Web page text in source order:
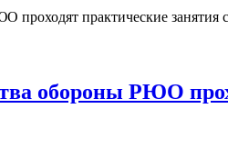
обороны РЮО